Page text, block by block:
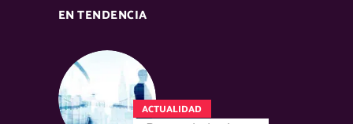
EN TENDENCIA
ACTUALIDAD